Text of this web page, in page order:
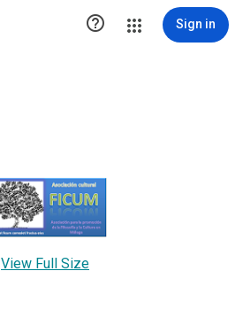
 Sign in
View Full Size